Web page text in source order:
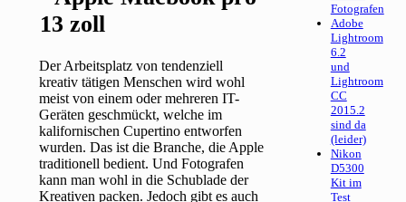
Der Arbeitsplatz von tendenziell
kreativ tätigen Menschen wird wohl
meist von einem oder mehreren IT-
Geräten geschmückt, welche im
kalifornischen Cupertino entworfen
wurden. Das ist die Branche, die Apple
traditionell bedient. Und Fotografen
kann man wohl in die Schublade der
Kreativen packen. Jedoch gibt es auch
Fotografen
Adobe
Lightroom
6.2
und
Lightroom
CC
2015.2
sind da
(leider)
Nikon
D5300
Kit im
Test